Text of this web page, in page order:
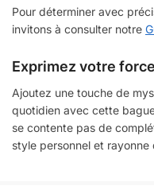
Pour déterminer avec
invitons à consulter notre
Exprimez votre
Ajoutez une touche de
quotidien avec cette
se contente pas de
style personnel et